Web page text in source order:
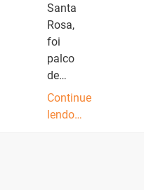
Santa
Rosa,
foi
palco
de…
Continue
lendo…